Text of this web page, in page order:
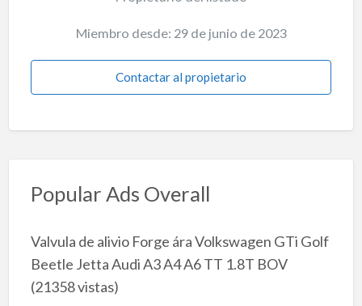
Miembro desde: 29 de junio de 2023
Contactar al propietario
Popular Ads Overall
Valvula de alivio Forge ára Volkswagen GTi Golf
Beetle Jetta Audi A3 A4 A6 TT 1.8T BOV
(21358 vistas)